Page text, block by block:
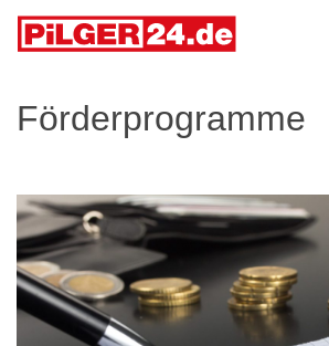
Förderprogramme